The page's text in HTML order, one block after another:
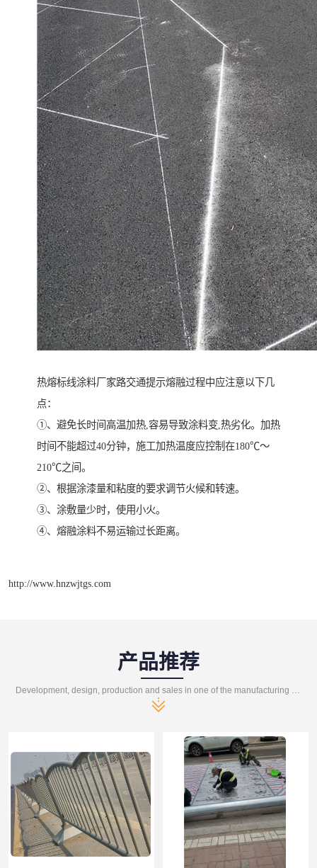
热熔标线涂料厂家路交通提示熔融过程中应注意以下几
点：
①、避免长时间高温加热,容易导致涂料变,热劣化。加热
时间不能超过40分钟，施工加热温度应控制在180℃～
210℃之间。
②、根据涂漆量和粘度的要求调节火候和转速。
③、涂敷量少时，使用小火。
④、熔融涂料不易运输过长距离。
http://www.hnzwjtgs.com
产品推荐
Development, design, production and sales in one of the manufacturing enterprises